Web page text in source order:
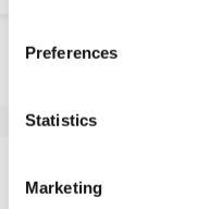
Preferences
Statistics
Marketing
Informação do produto
EAN
Banda de rodagem não